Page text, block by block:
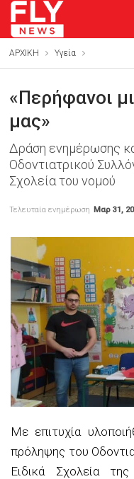
ΑΡΧΙΚΗ Υγεία
«Περήφανοι
μας»
Δράση ενημέρωσης
Οδοντιατρικού
Σχολεία του νομού
Τελευταία ενημέρωση Μαρ 31,
Με επιτυχία
πρόληψης του
Ειδικά Σχολεία